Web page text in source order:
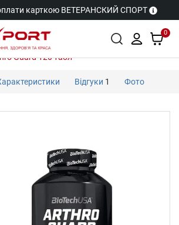
карткою ВЕТЕРАНСКИЙ СПОРТ
0
Guard 120 табл
Відгуки 1 Фото